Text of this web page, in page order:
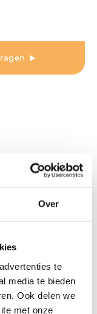
Over
te
media te bieden
Ook delen we
met onze
na zachtste
Het kussen is
bent. Het
& Tencel®.
van Tencel®
regulerend.
Het middenvak is
een perfecte